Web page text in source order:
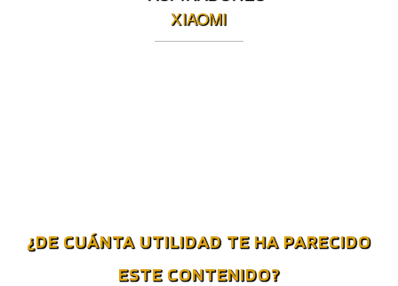
¿DE CUÁNTA UTILIDAD TE HA PARECIDO
ESTE CONTENIDO?